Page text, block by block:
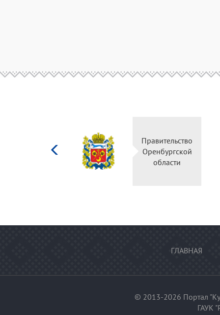
Министерство
культуры
Российской
федерации
ГЛАВНАЯ
© 2013-2026 Портал
ГАУК